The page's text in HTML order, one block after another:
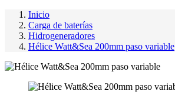
Inicio
Carga de baterías
Hidrogeneradores
Hélice Watt&Sea 200mm paso variable